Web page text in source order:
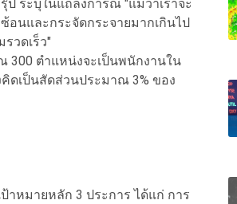
ป ระบุในแถลงการณ์ "แม้ว่าเราจะ
อนและกระจัดกระจายมากเกินไป
วดเร็ว"
300 ตำแหน่งจะเป็นพนักงานใน
ดเป็นสัดส่วนประมาณ 3% ของ
หมายหลัก 3 ประการ ได้แก่ การ